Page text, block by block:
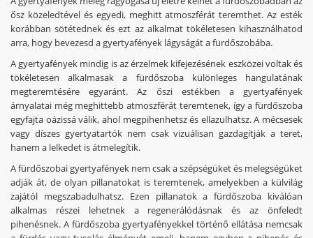
ősz közeledtével és egyedi, meghitt atmoszférát teremthet. Az esték
korábban sötétednek és ezt az alkalmat tökéletesen kihasználhatod
arra, hogy bevezesd a gyertyafények lágyságát a fürdőszobába.
A gyertyafények mindig is az érzelmek kifejezésének eszközei voltak és
tökéletesen alkalmasak a fürdőszoba különleges hangulatának
megteremtésére egyaránt. Az őszi estékben a gyertyafények
árnyalatai még meghittebb atmoszférát teremtenek, így a fürdőszoba
egyfajta oázissá válik, ahol megpihenhetsz és ellazulhatsz. A mécsesek
vagy díszes gyertyatartók nem csak vizuálisan gazdagítják a teret,
hanem a lelkedet is átmelegítik.
A fürdőszobai gyertyafények nem csak a szépségüket és melegségüket
adják át, de olyan pillanatokat is teremtenek, amelyekben a külvilág
zajától megszabadulhatsz. Ezen pillanatok a fürdőszoba kiválóan
alkalmas részei lehetnek a regenerálódásnak és az önfeledt
pihenésnek. A fürdőszoba gyertyafényekkel történő ellátása nemcsak